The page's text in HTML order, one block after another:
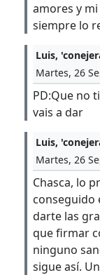
amores y
siempre lo
Luis,
Martes, 26
PD:Que no
vais a dar
Luis,
Martes, 26
Chasca, lo
conseguido
darte las
que firmar
ninguno
sigue así.